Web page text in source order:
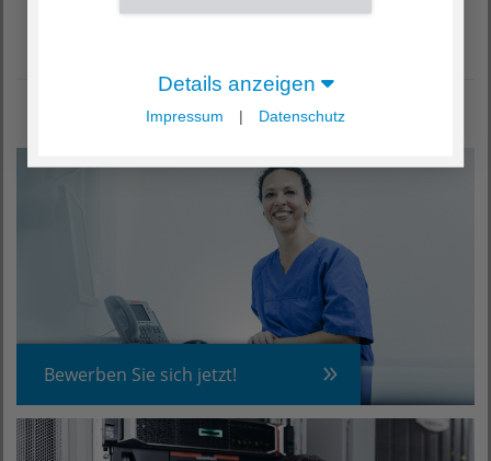
IT-Support
Bewerben Sie sich jetzt!
Details anzeigen
Impressum | Datenschutz